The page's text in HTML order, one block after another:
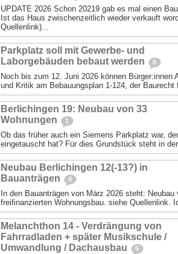
UPDATE 2026 Schon 20219 gab es mal einen
Ist das Haus zwischenzeitlich wieder verkauft
Quellenlink)...
Parkplatz soll mit Gewerbe- und
Laborgebäuden bebaut werden
0
Noch bis zum 12. Juni 2026 können Bürger:innen
und Kritik am Bebauungsplan 1-124, der Baurecht
Berlichingen 19: Neubau von 33
Wohnungen
1
Ob das früher auch ein Siemens Parkplatz war,
eingetauscht hat? Für dies Grundstück steht in
Neubau Berlichingen 12(-13?) in
Bauanträgen
0
In den Bauanträgen von März 2026 steht: Neubau
freifinanzierten Wohnungsbau. siehe Quellenlink.
Melanchthon 14 - Verdrängung von
Fahrradladen + später Musikschule /
Umwandlung / Dachausbau
5